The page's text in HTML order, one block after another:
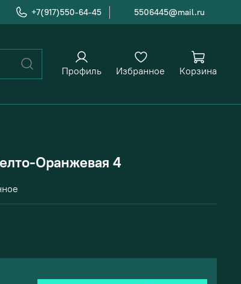
+7(917)550-64-45 5506445@mail.ru
Профиль Избранное Корзина
Оранжевая 4